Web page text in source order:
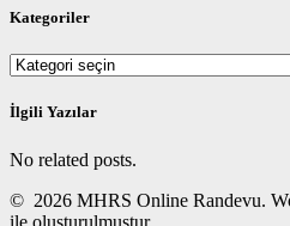
Kategoriler
Kategoriler
İlgili Yazılar
No related posts.
© 2026 MHRS Online Randevu.
ile oluşturulmuştur